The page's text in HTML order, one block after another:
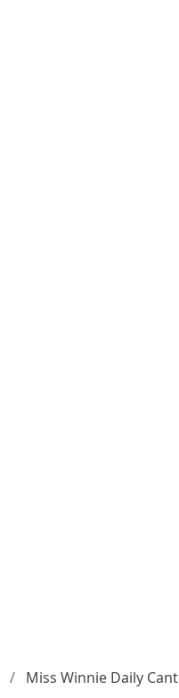
Miss Winnie Daily